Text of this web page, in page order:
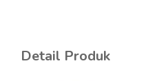
Detail Produk